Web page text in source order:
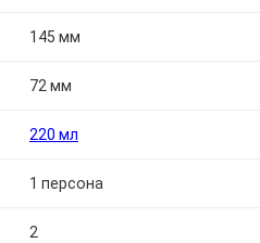
145 мм
72 мм
220 мл
1 персона
2